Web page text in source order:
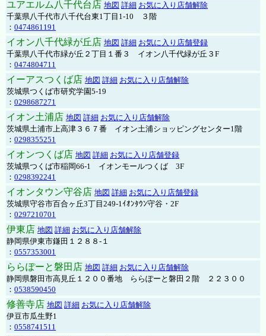
ユアエルム八千代台店 地図 詳細 お気に入り店舗解除
千葉県八千代市八千代台東1丁目1-10 ３階
： 0474861191
イオン八千代緑が丘店 地図 詳細 お気に入り店舗登録
千葉県八千代市緑が丘２丁目１番３ イオン八千代緑が丘３F
： 0474804711
イーアスつくば店 地図 詳細 お気に入り店舗解除
茨城県つくば市研究学園5-19
： 0298687271
イオン土浦店 地図 詳細 お気に入り店舗解除
茨城県土浦市上高津３６７番 イオン土浦ショッピングセンター1階
： 0298355251
イオンつくば店 地図 詳細 お気に入り店舗登録
茨城県つくば市稲岡66-1 イオンモールつくば 3F
： 0298392241
イオンタウン守谷店 地図 詳細 お気に入り店舗登録
茨城県守谷市百合ヶ丘3丁目249-1ｲｵﾝﾀｳﾝ守谷・2F
： 0297210701
伊東店 地図 詳細 お気に入り店舗解除
静岡県伊東市鎌田１２８８-１
： 0557353001
ららぽーと磐田店 地図 詳細 お気に入り店舗解除
静岡県磐田市高見丘１２００番地 ららぽーと磐田２階 ２２３００
： 0538590450
修善寺店 地図 詳細 お気に入り店舗解除
伊豆市瓜生野1
： 0558741511